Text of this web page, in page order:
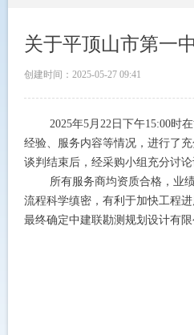
关于平顶山市第一
创建时间： 2025-05-27 09:41
2025年5月22日下午15:00时在
经验、服务内容等情况，进行了充
谈判结束后，经采购小组充分讨论
所有服务商均资质合格，业绩
流程科学缜密，有利于加快工
最终确定中建联勘测规划设计有